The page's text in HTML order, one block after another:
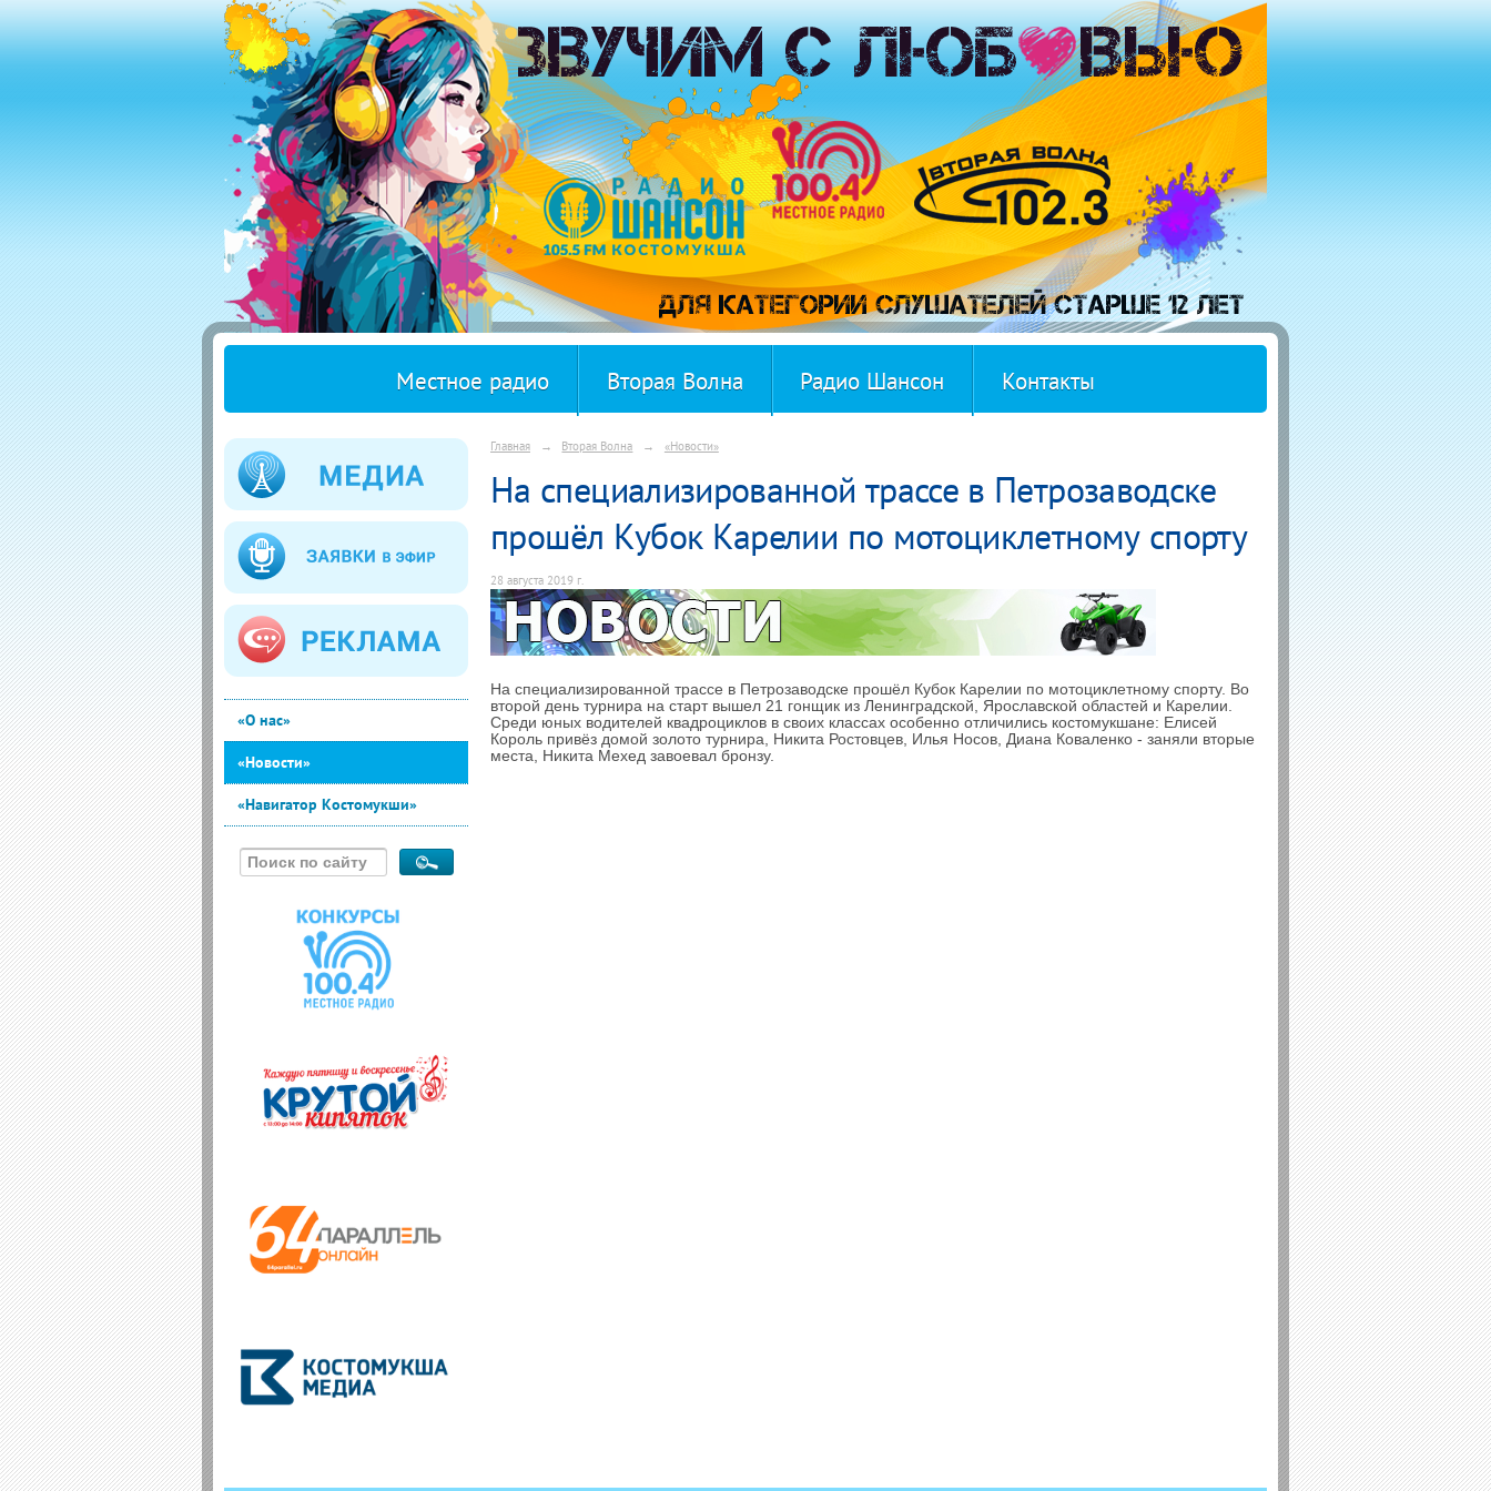
Местное радио Вторая Волна Радио Шансон Контакты
«О нас»
«Новости»
«Навигатор Костомукши»
Главная → Вторая Волна → «Новости»
На специализированной трассе в Петрозаводске
прошёл Кубок Карелии по мотоциклетному спорту
28 августа 2019 г.
На специализированной трассе в Петрозаводске прошёл Кубок Карелии по мотоциклетному спорту. Во
второй день турнира на старт вышел 21 гонщик из Ленинградской, Ярославской областей и Карелии.
Среди юных водителей квадроциклов в своих классах особенно отличились костомукшане: Елисей
Король привёз домой золото турнира, Никита Ростовцев, Илья Носов, Диана Коваленко - заняли вторые
места, Никита Мехед завоевал бронзу.